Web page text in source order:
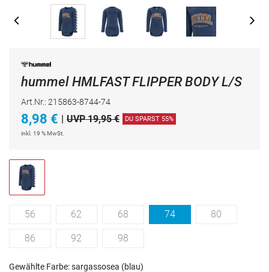
hummel HMLFAST FLIPPER BODY L/S
Art.Nr.: 215863-8744-74
8,98 € | UVP 19,95 € DU SPARST 55%
inkl. 19 % MwSt.
56 62 68 74 80
86 92 98
Gewählte Farbe: sargassosea (blau)